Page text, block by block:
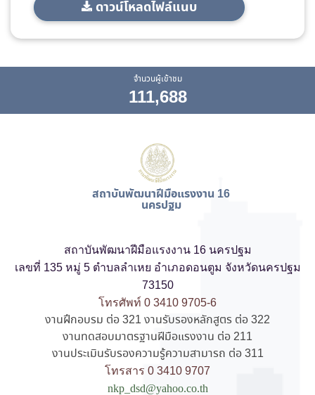
ดาวน์โหลดไฟล์แนบ
จำนวนผู้เข้าชม
111,688
สถาบันพัฒนาฝีมือแรงงาน 16
นครปฐม
สถาบันพัฒนาฝีมือแรงงาน 16 นครปฐม
เลขที่ 135 หมู่ 5 ตำบลลำเหย อำเภอดอนตูม จังหวัดนครปฐม
73150
โทรศัพท์ 0 3410 9705-6
งานฝึกอบรม ต่อ 321 งานรับรองหลักสูตร ต่อ 322
งานทดสอบมาตรฐานฝีมือแรงงาน ต่อ 211
งานประเมินรับรองความรู้ความสามารถ ต่อ 311
โทรสาร 0 3410 9707
nkp_dsd@yahoo.co.th